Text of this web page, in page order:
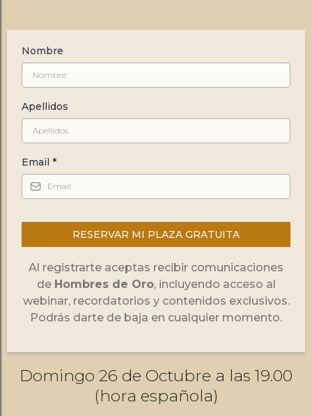
Nombre
Apellidos
Email *
RESERVAR MI PLAZA GRATUITA
Al registrarte aceptas recibir comunicaciones
de Hombres de Oro, incluyendo acceso al
webinar, recordatorios y contenidos exclusivos.
Podrás darte de baja en cualquier momento.
Domingo 26 de Octubre a las 19.00
(hora española)